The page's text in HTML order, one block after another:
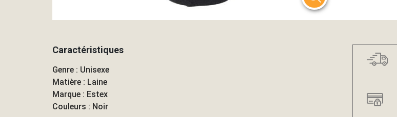
Caractéristiques
Genre : Unisexe
Matière : Laine
Marque : Estex
Couleurs : Noir